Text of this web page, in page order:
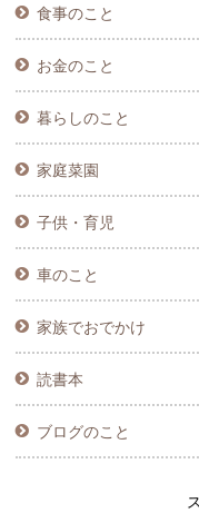
食事のこと
お金のこと
暮らしのこと
家庭菜園
子供・育児
車のこと
家族でおでかけ
読書本
ブログのこと